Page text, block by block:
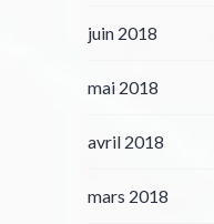
juin 2018
mai 2018
avril 2018
mars 2018